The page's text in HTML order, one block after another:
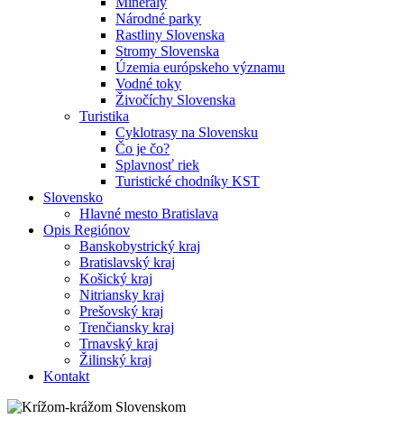
Národné parky
Rastliny Slovenska
Stromy Slovenska
Územia európskeho významu
Vodné toky
Živočíchy Slovenska
Turistika
Cyklotrasy na Slovensku
Čo je čo?
Splavnosť riek
Turistické chodníky KST
Slovensko
Hlavné mesto Bratislava
Opis Regiónov
Banskobystrický kraj
Bratislavský kraj
Košický kraj
Nitriansky kraj
Prešovský kraj
Trenčiansky kraj
Trnavský kraj
Žilinský kraj
Kontakt